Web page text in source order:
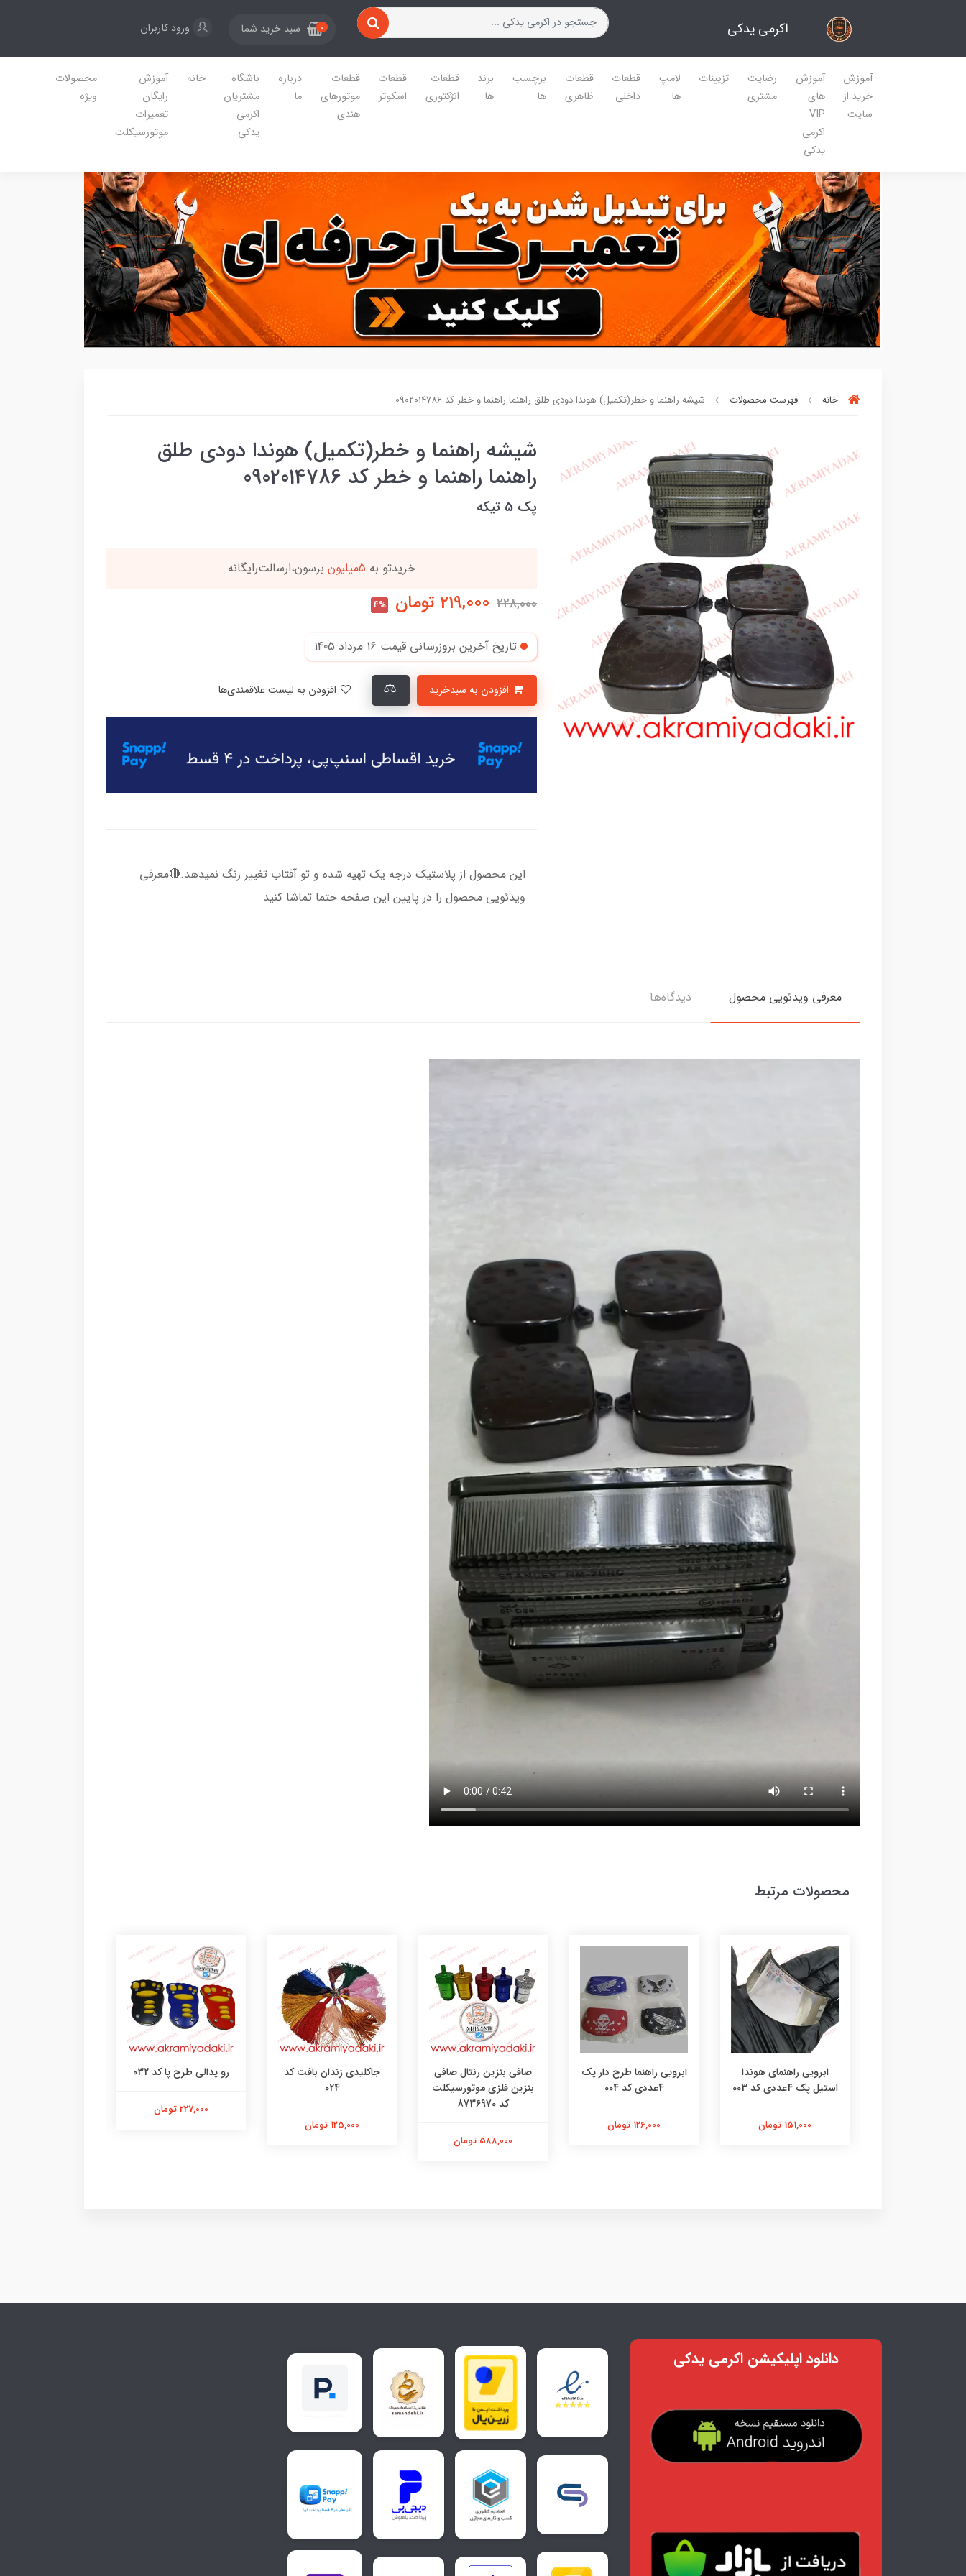
اکرمی یدکی 0 سبد خرید شما ورود کاربران
آموزش
خرید از
سایت
آموزش
های
VIP
اکرمی
یدکی
رضایت
مشتری
تزیینات
لامپ
ها
قطعات
داخلی
قطعات
ظاهری
برچسب
ها
برند
ها
قطعات
انژکتوری
قطعات
اسکوتر
قطعات
موتورهای
هندی
درباره
ما
باشگاه
مشتریان
اکرمی
یدکی
خانه
آموزش
رایگان
تعمیرات
موتورسیکلت
محصولات
ویژه
خانه فهرست محصولات شیشه راهنما و خطر(تکمیل) هوندا دودی طلق راهنما راهنما و خطر کد 0902014786
شیشه راهنما و خطر(تکمیل) هوندا دودی طلق
راهنما راهنما و خطر کد 0902014786
پک 5 تیکه
خریدتو به5میلیون برسون،ارسالت‌رایگانه این کالا رو میتونی4 قسطه بخری
228,000
219,000 تومان 4%
تاریخ آخرین بروزرسانی قیمت 16 مرداد 1405
این محصول از پلاستیک درجه یک تهیه شده و تو آفتاب تغییر رنگ نمیدهد.🔴معرفی
ویدئویی محصول را در پایین این صفحه حتما تماشا کنید
معرفی ویدئویی محصول دیدگاه‌ها
محصولات مرتبط
ابرویی راهنمای هوندا
استیل پک 4عددی کد 003
151,000 تومان
ابرویی راهنما طرح دار پک
4عددی کد 004
126,000 تومان
صافی بنزین رنتال صافی
بنزین فلزی موتورسیکلت
کد 8736970
588,000 تومان
جاکلیدی زندان بافت کد
024
125,000 تومان
رو پدالی طرح پا کد 032
227,000 تومان
دانلود اپلیکیشن اکرمی یدکی